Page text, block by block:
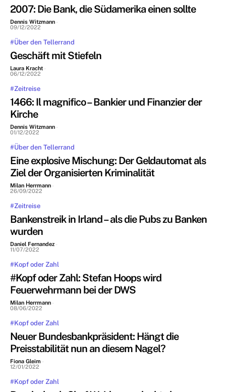
2007: Die Bank, die Südamerika einen sollte
Dennis Witzmann -
09/12/2022
#Über den Tellerrand
Geschäft mit Stiefeln
Laura Kracht -
06/12/2022
#Zeitreise
1466: Il magnifico – Bankier und Finanzier der
Kirche
Dennis Witzmann -
01/12/2022
#Über den Tellerrand
Eine explosive Mischung: Der Geldautomat als
Ziel der Organisierten Kriminalität
Milan Herrmann -
26/09/2022
#Zeitreise
Bankenstreik in Irland – als die Pubs zu Banken
wurden
Daniel Fernandez -
11/07/2022
#Kopf oder Zahl
#Kopf oder Zahl: Stefan Hoops wird
Feuerwehrmann bei der DWS
Milan Herrmann -
08/06/2022
#Kopf oder Zahl
Neuer Bundesbankpräsident: Hängt die
Preisstabilität nun an diesem Nagel?
Fiona Gleim -
12/01/2022
#Kopf oder Zahl